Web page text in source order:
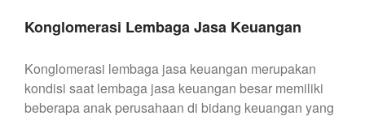
Konglomerasi Lembaga Jasa Keuangan
Konglomerasi lembaga jasa keuangan merupakan
kondisi saat lembaga jasa keuangan besar memiliki
beberapa anak perusahaan di bidang keuangan yang